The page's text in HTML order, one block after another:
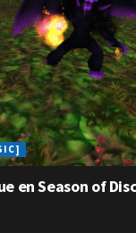
en Season of